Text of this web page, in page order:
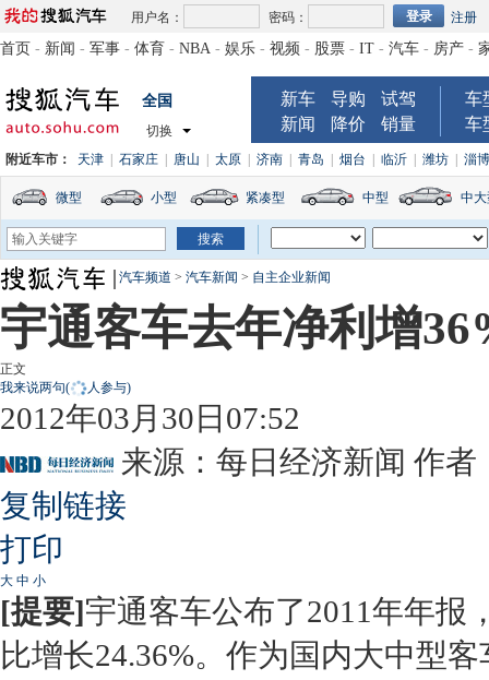
用户名： 密码： 注册
首页 - 新闻 - 军事 - 体育 - NBA - 娱乐 - 视频 - 股票 - IT - 汽车 - 房产 -
全国
切换
新车 导购
试驾
新闻
降价 销量
车
车
附近车市： 天津 石家庄 唐山 太原 济南 青岛 烟台 临沂 潍坊 淄博
微型 小型 紧凑型 中型 中
汽车频道 > 汽车新闻 > 自主企业新闻
宇通客车去年净利增
正文
我来说两句( 人参与)
2012年03月30日07:52
来源： 每日经济新闻 作者
复制链接
打印
大 中 小
[提要]宇通客车公布了2011年年报
比增长24.36%。作为国内大中型